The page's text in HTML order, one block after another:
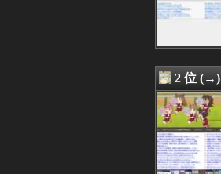
08/07 07:05
08/07 07:01
08/07 07:01
08/07 07:00
08/07 07:00
08/07 07:00
08/07 06:47
08/07 06:32
08/07 06:25
2 位 (→)